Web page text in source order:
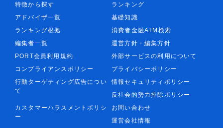
特徴から探す
ランキング
アドバイザ一覧
基礎知識
ランキング根拠
消費者金融ATM検索
編集者一覧
運営方針・編集方針
PORT会員利用規約
外部サービスの利用について
コンプライアンスポリシー
プライバシーポリシー
行動ターゲティング広告につい
て
情報セキュリティポリシー
反社会的勢力排除ポリシー
カスタマーハラスメントポリシ
ー
お問い合わせ
運営会社情報